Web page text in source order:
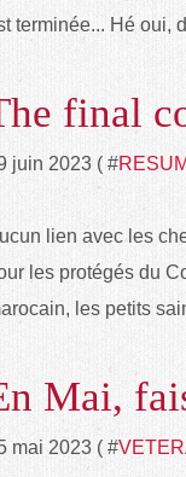
terminée... Hé oui,
final
juin 2023 ( #
lien avec les
les protégés du
les petits
Mai,
mai 2023 ( #